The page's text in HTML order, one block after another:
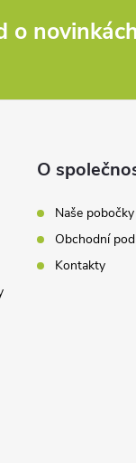
o novinkách
O
Naše pobočky
Obchodní
Kontakty